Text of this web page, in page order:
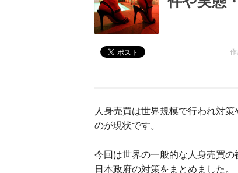
人身売買は世界規模で行われ対
のが現状です。
今回は世界の一般的な人身売買の
日本政府の対策をまとめました。